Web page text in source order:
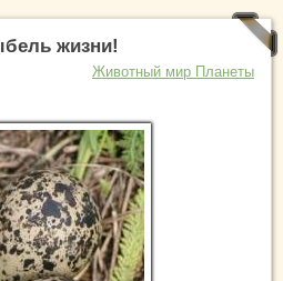
жизни!
Животный мир Планеты